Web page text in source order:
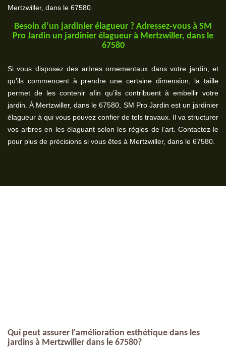
Mertzwiller, dans le 67580.
Besoin d’un jardinier élagueur ? Adressez-vous à SM
Pro Jardin un jardinier élagueur à Mertzwiller, dans le
67580
Si vous disposez des arbres ornementaux dans votre jardin, et
qu’ils commencent à prendre une certaine dimension, la taille
permet de les contenir afin qu’ils contribuent à embellir votre
jardin. À Mertzwiller, dans le 67580, SM Pro Jardin est un jardinier
élagueur à qui vous pouvez confier de tels travaux. Il va structurer
vos arbres en les élaguant selon les règles de l’art. Contactez-le
pour plus de précisions si vous êtes à Mertzwiller, dans le 67580.
Qui peut assurer l'amélioration esthétique dans les
jardins à Mertzwiller dans le 67580?